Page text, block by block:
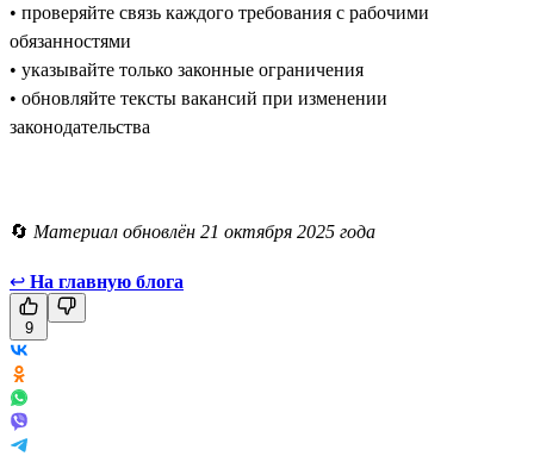
• проверяйте связь каждого требования с рабочими
обязанностями
• указывайте только законные ограничения
• обновляйте тексты вакансий при изменении
законодательства
🔄 Материал обновлён 21 октября 2025 года
↩ На главную блога
9